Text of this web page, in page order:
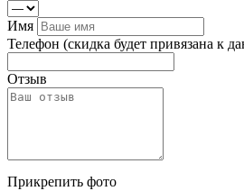
Имя
Телефон (скидка будет привязана к
Отзыв
Прикрепить фото